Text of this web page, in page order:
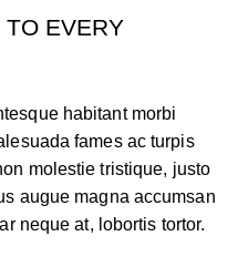
TO EVERY
habitant morbi
fames ac turpis
molestie tristique, justo
augue magna accumsan
neque at, lobortis tortor.